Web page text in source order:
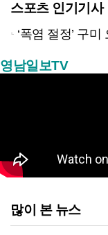
스포츠 인기기사
‘폭염 절정’ 구미 오
영남일보TV
많이 본 뉴스